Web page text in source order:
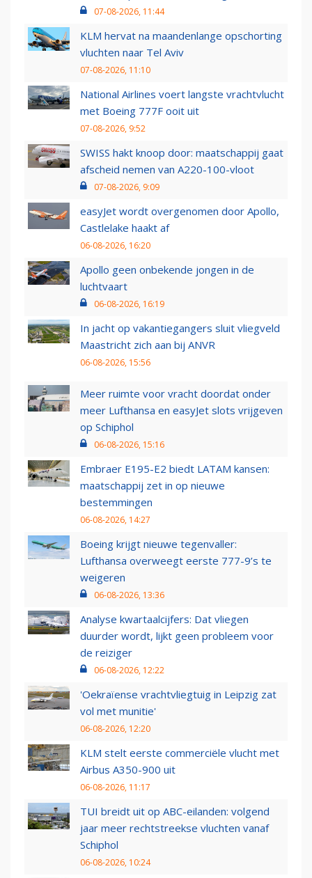
07-08-2026, 11:44
KLM hervat na maandenlange opschorting
vluchten naar Tel Aviv
07-08-2026, 11:10
National Airlines voert langste vrachtvlucht
met Boeing 777F ooit uit
07-08-2026, 9:52
SWISS hakt knoop door: maatschappij gaat
afscheid nemen van A220-100-vloot
07-08-2026, 9:09
easyJet wordt overgenomen door Apollo,
Castlelake haakt af
06-08-2026, 16:20
Apollo geen onbekende jongen in de
luchtvaart
06-08-2026, 16:19
In jacht op vakantiegangers sluit vliegveld
Maastricht zich aan bij ANVR
06-08-2026, 15:56
Meer ruimte voor vracht doordat onder
meer Lufthansa en easyJet slots vrijgeven
op Schiphol
06-08-2026, 15:16
Embraer E195-E2 biedt LATAM kansen:
maatschappij zet in op nieuwe
bestemmingen
06-08-2026, 14:27
Boeing krijgt nieuwe tegenvaller:
Lufthansa overweegt eerste 777-9’s te
weigeren
06-08-2026, 13:36
Analyse kwartaalcijfers: Dat vliegen
duurder wordt, lijkt geen probleem voor
de reiziger
06-08-2026, 12:22
'Oekraïense vrachtvliegtuig in Leipzig zat
vol met munitie'
06-08-2026, 12:20
KLM stelt eerste commerciële vlucht met
Airbus A350-900 uit
06-08-2026, 11:17
TUI breidt uit op ABC-eilanden: volgend
jaar meer rechtstreekse vluchten vanaf
Schiphol
06-08-2026, 10:24